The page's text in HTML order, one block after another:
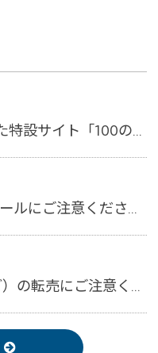
100人のリアルな滞在を集めた特設サイト「100のすごしかた。」公開 ～コンフォー...
当社ホテルを名乗る不審なメールにご注意ください│【公式】コンフォートホテル
海外予約サイト（Agodaなど）の転売にご注意ください